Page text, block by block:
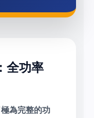
全功率
為完整的功